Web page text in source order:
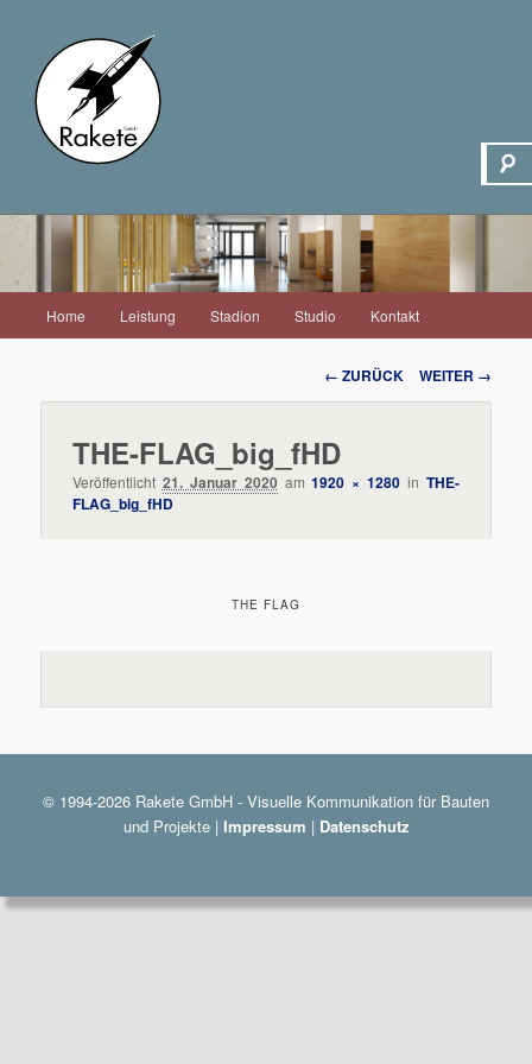
Zum
Home Leistung Stadion Studio Kontakt
Bilder-
Navigation
← ZURÜCK WEITER →
THE-FLAG_big_fHD
Veröffentlicht 21. Januar 2020 am1920 × 1280 in THE-
FLAG_big_fHD
THE FLAG
© 1994-2026 Rakete GmbH - Visuelle Kommunikation für Bauten
und Projekte | Impressum | Datenschutz